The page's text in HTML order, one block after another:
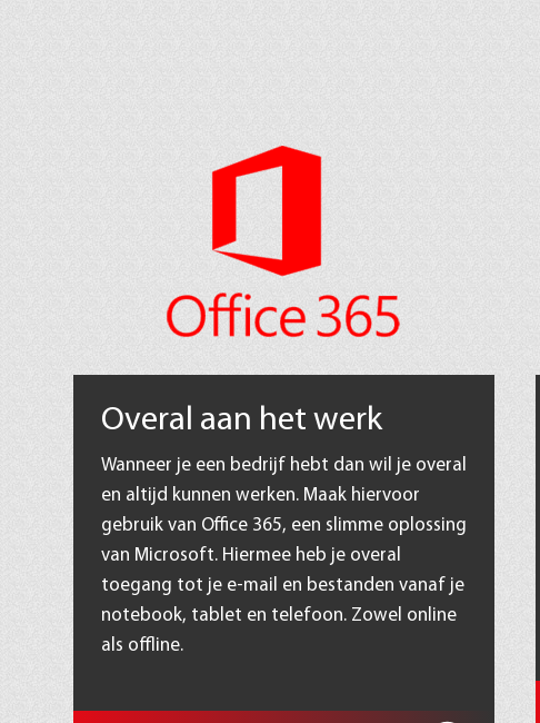
Overal aan het werk
Wanneer je een bedrijf hebt dan wil je overal
en altijd kunnen werken. Maak hiervoor
gebruik van Office 365, een slimme oplossing
van Microsoft. Hiermee heb je overal
toegang tot je e-mail en bestanden vanaf je
notebook, tablet en telefoon. Zowel online
als offline.